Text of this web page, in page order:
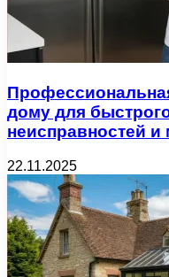
дому для
неисправностей
22.11.2025